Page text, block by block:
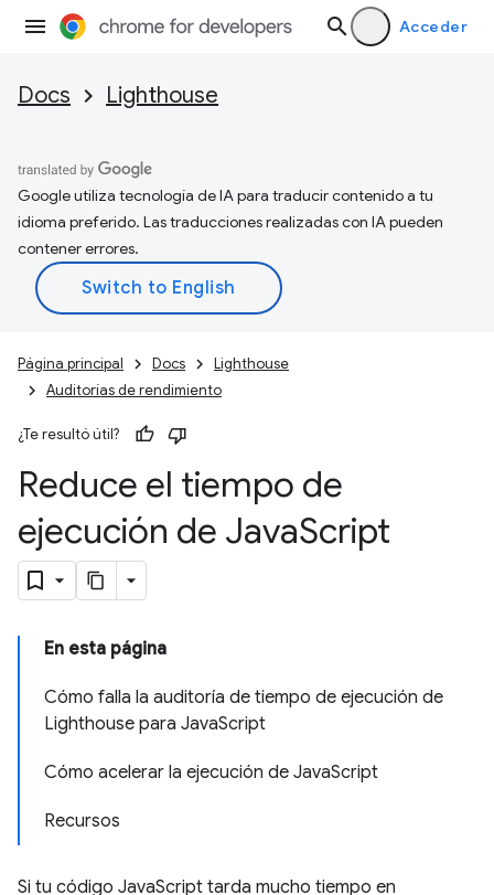
Acceder
Docs Lighthouse
Google utiliza tecnología de IA para traducir contenido a tu
idioma preferido. Las traducciones realizadas con IA pueden
contener errores.
Página principal Docs
Lighthouse
Auditorías de rendimiento
¿Te resultó útil?
Reduce el tiempo de
ejecución de JavaScript
En esta página
Cómo falla la auditoría de tiempo de ejecución de
Lighthouse para JavaScript
Cómo acelerar la ejecución de JavaScript
Recursos
Si tu código JavaScript tarda mucho tiempo en